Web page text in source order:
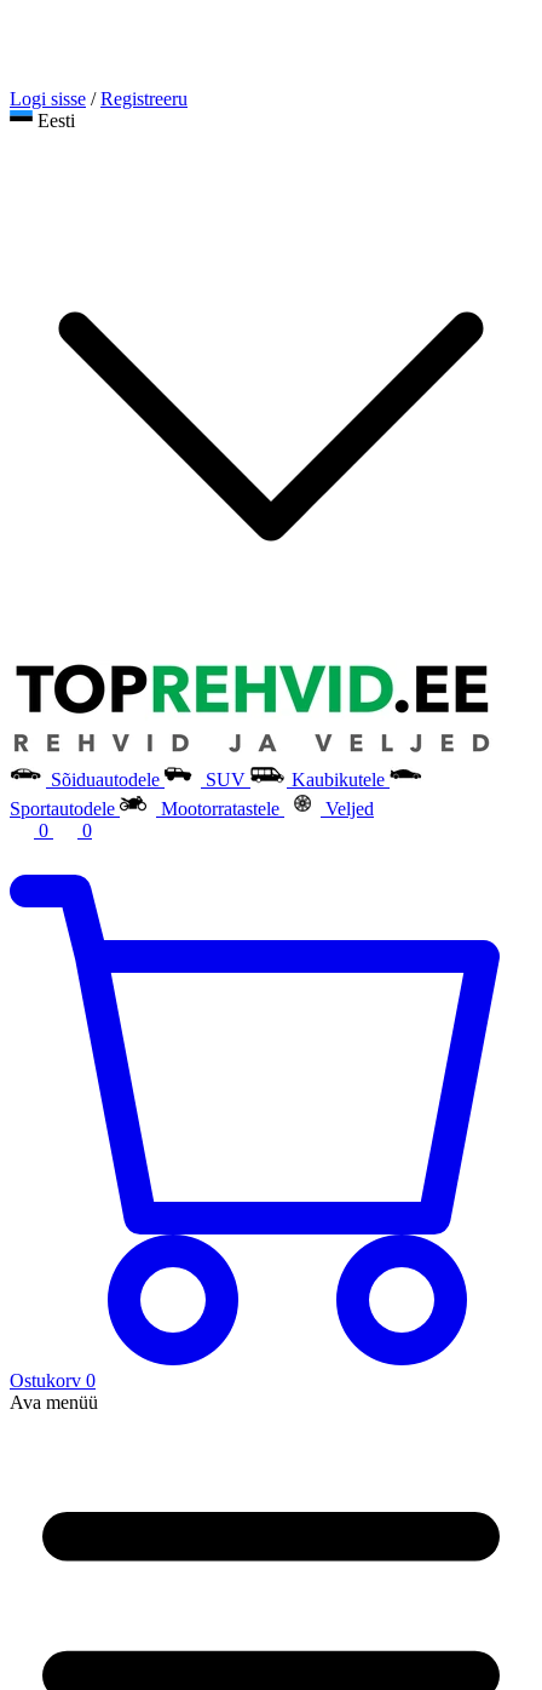
Logi sisse / Registreeru
Eesti
Sõiduautodele SUV
Kaubikutele
Sportautodele
Mootorratastele
Veljed
0
0
Ostukorv 0
Ava menüü